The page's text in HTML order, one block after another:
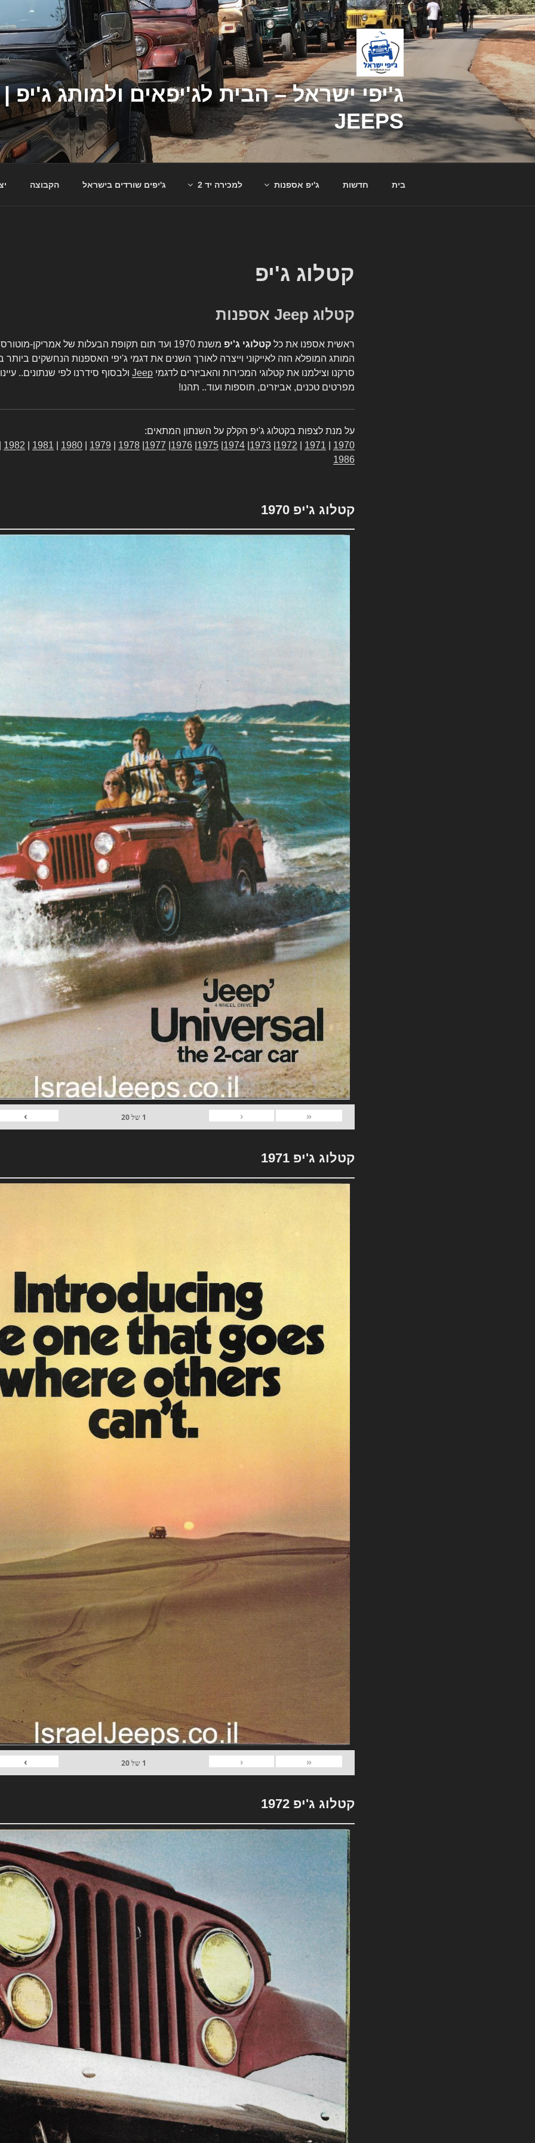
דילוג
לתוכן
JEEPS
בית חדשות ג'יפ אספנות למכירה יד 2 ג'יפים שורדים בישראל הקבוצה
קטלוג ג'יפ
קטלוג Jeep אספנות
ראשית אספנו את כל קטלוגי ג'יפ
משנת 1970 ועד תום תקופת הבעלות של אמריקן-
המותג המופלא הזה לאייקוני וייצרה לאורך השנים את דגמי ג'יפי האספנות הנחשקים
סרקנו וצילמנו את קטלוגי המכירות והאביזרים לדגמי Jeep ולבסוף סידרנו לפי שנתונים..
מפרטים טכנים, אביזרים, תוספות ועוד.. תהנו!
על מנת לצפות בקטלוג ג'יפ הקלק על השנתון המתאים:
1970
1971
1972
1973
1974
1975
1976
1977
1978
1979
1980
1981
1982
1986
קטלוג ג'יפ 1970
«
‹
1 של20
›
קטלוג ג'יפ 1971
«
‹
1 של20
›
קטלוג ג'יפ 1972